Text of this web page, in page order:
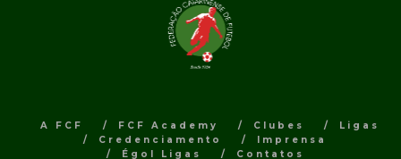
A FCF FCF Academy Clubes
Ligas
Credenciamento
Imprensa
Égol Ligas
Contatos